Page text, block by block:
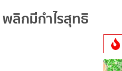
ลิกมีกำไรสุทธิ